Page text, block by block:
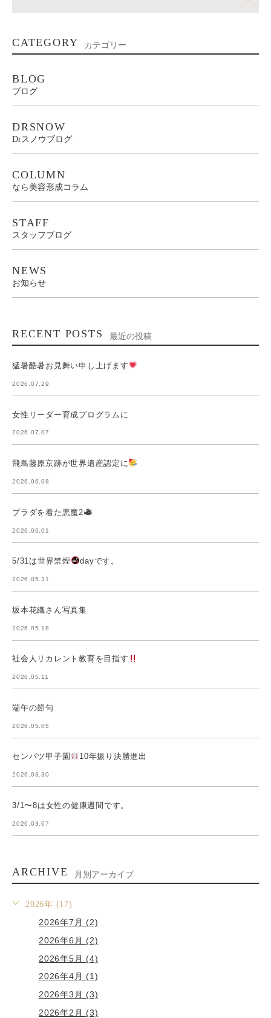
CATEGORY カテゴリー
BLOG
ブログ
DRSNOW
Drスノウブログ
COLUMN
なら美容形成コラム
STAFF
スタッフブログ
NEWS
お知らせ
RECENT POSTS 最近の投稿
猛暑酷暑お見舞い申し上げます
2026.07.29
女性リーダー育成プログラムに
2026.07.07
飛鳥藤原京跡が世界遺産認定に
2026.06.08
プラダを着た悪魔2
2026.06.01
5/31は世界禁煙 dayです。
2026.05.31
坂本花織さん写真集
2026.05.18
社会人リカレント教育を目指す
2026.05.11
端午の節句
2026.05.05
センバツ甲子園 10年振り決勝進出
2026.03.30
3/1〜8は女性の健康週間です。
2026.03.07
ARCHIVE 月別アーカイブ
2026年 (17)
2026年7月 (2)
2026年6月 (2)
2026年5月 (4)
2026年4月 (1)
2026年3月 (3)
2026年2月 (3)